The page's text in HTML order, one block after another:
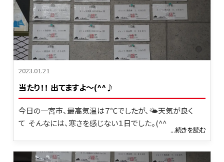
2023.01.21
当たり！！ 出てますよ～(^^♪
今日の一宮市、最高気温は７℃でしたが、🌤天気が良く
て そんなには、寒さを感じない１日でした。(^^
...続きを読む